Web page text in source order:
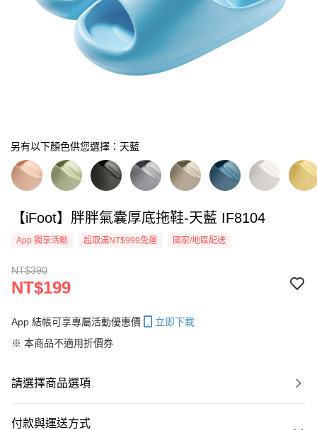
另有以下顏色供您選擇：天藍
【iFoot】胖胖氣囊厚底拖鞋-天藍 IF8104
App 獨享活動 超取滿NT$999免運 國家/地區配送
NT$390
NT$199
App 結帳可享專屬活動優惠價
立即下載
※ 本商品不適用折價券
請選擇商品選項
付款與運送方式